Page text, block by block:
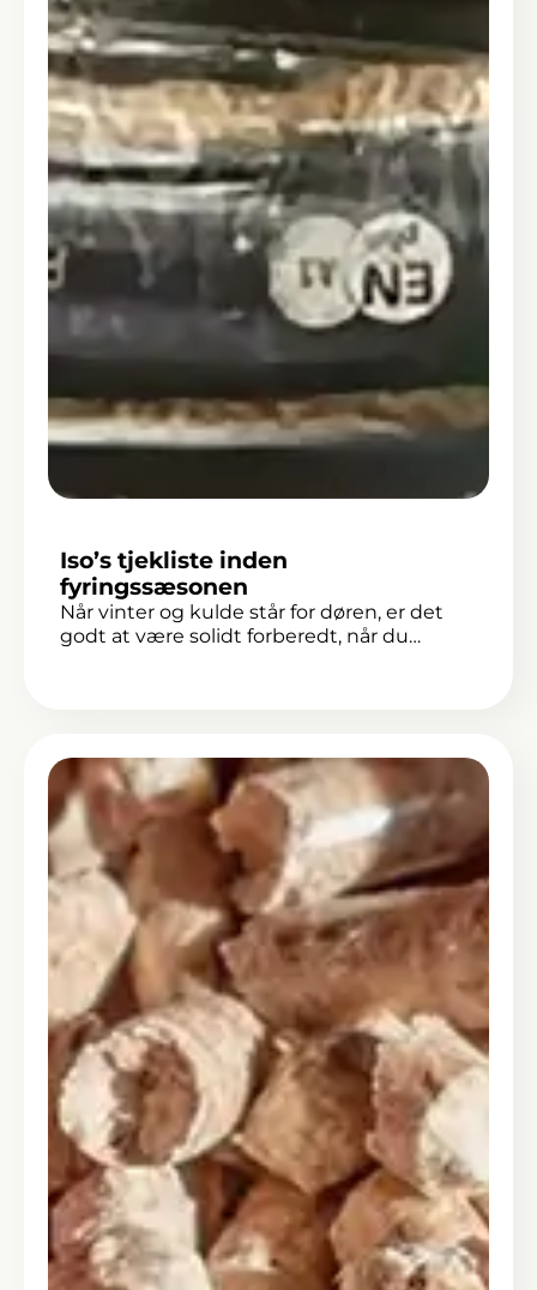
Iso’s tjekliste inden
fyringssæsonen
Når vinter og kulde står for døren, er det
godt at være solidt forberedt, når du…